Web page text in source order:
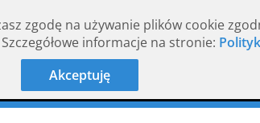
zgodę na używanie plików cookie
informacje na stronie:
Akceptuję